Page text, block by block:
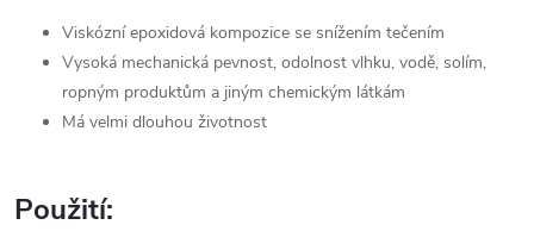
Viskózní epoxidová kompozice se snížením tečením
Vysoká mechanická pevnost, odolnost vlhku, vodě, solím,
ropným produktům a jiným chemickým látkám
Má velmi dlouhou životnost
Použití: